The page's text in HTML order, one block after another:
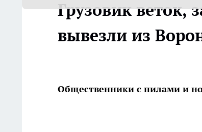
Грузовик
вывезли из
Общественники с пилами и